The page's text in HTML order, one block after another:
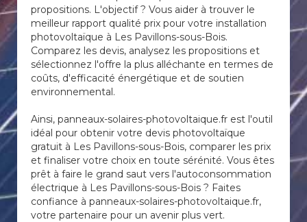
propositions. L'objectif ? Vous aider à trouver le
meilleur rapport qualité prix pour votre installation
photovoltaïque à Les Pavillons-sous-Bois.
Comparez les devis, analysez les propositions et
sélectionnez l'offre la plus alléchante en termes de
coûts, d'efficacité énergétique et de soutien
environnemental.
Ainsi, panneaux-solaires-photovoltaique.fr est l'outil
idéal pour obtenir votre devis photovoltaïque
gratuit à Les Pavillons-sous-Bois, comparer les prix
et finaliser votre choix en toute sérénité. Vous êtes
prêt à faire le grand saut vers l'autoconsommation
électrique à Les Pavillons-sous-Bois ? Faites
confiance à panneaux-solaires-photovoltaique.fr,
votre partenaire pour un avenir plus vert.